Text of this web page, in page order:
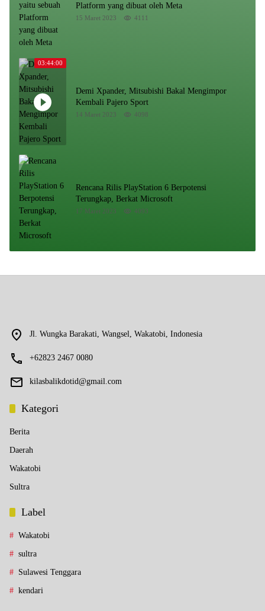
Platform yang dibuat oleh Meta
15 Maret 2023 4111
03:44:00
Demi Xpander, Mitsubishi Bakal Mengimpor
Kembali Pajero Sport
14 Maret 2023 4098
Rencana Rilis PlayStation 6 Berpotensi
Terungkap, Berkat Microsoft
17 Maret 2023 4093
Jl. Wungka Barakati, Wangsel, Wakatobi, Indonesia
+62823 2467 0080
kilasbalikdotid@gmail.com
Kategori
Berita
Daerah
Wakatobi
Sultra
Label
Wakatobi
sultra
Sulawesi Tenggara
kendari